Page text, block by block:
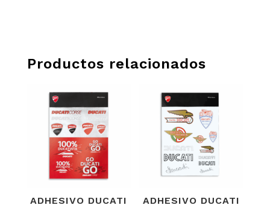
Productos relacionados
ADHESIVO DUCATI
ADHESIVO DUCATI